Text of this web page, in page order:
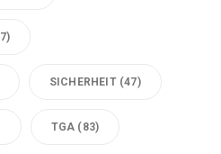
SICHERHEIT(47)
TGA (83)